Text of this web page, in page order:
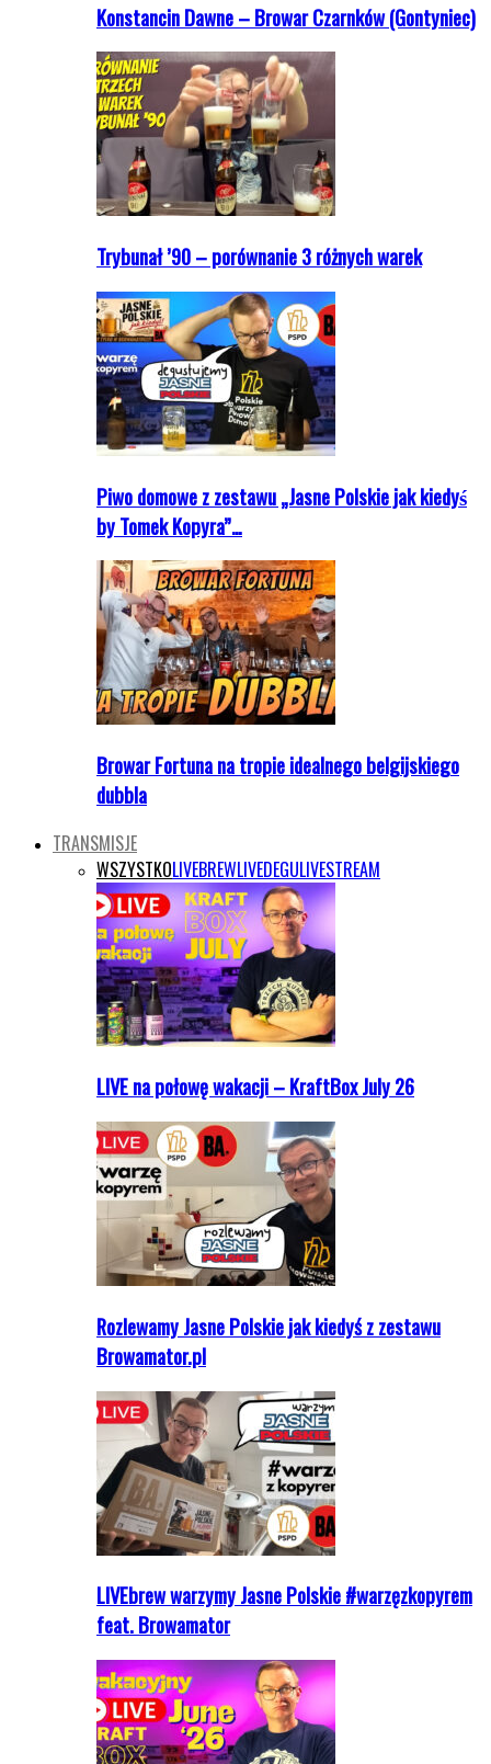
Konstancin Dawne – Browar Czarnków (Gontyniec)
Trybunał ’90 – porównanie 3 różnych warek
Piwo domowe z zestawu „Jasne Polskie jak kiedyś
by Tomek Kopyra”…
Browar Fortuna na tropie idealnego belgijskiego
dubbla
TRANSMISJE
WSZYSTKOLIVEBREWLIVEDEGULIVESTREAM
LIVE na połowę wakacji – KraftBox July 26
Rozlewamy Jasne Polskie jak kiedyś z zestawu
Browamator.pl
LIVEbrew warzymy Jasne Polskie #warzęzkopyrem
feat. Browamator